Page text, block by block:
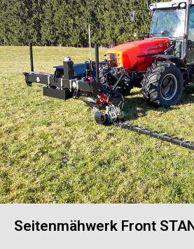
Seitenmähwerk Front